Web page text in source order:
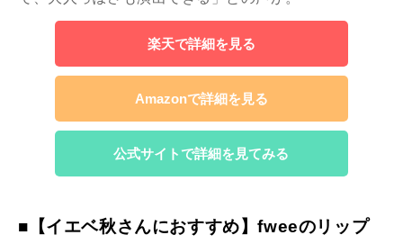
楽天で詳細を見る
Amazonで詳細を見る
公式サイトで詳細を見てみる
■【イエベ秋さんにおすすめ】fweeのリップ